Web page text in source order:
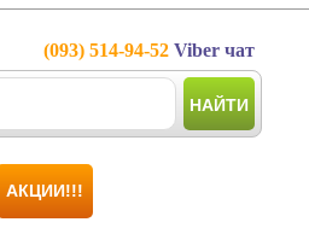
(093) 514-94-52 Viber чат
НАЙТИ
АКЦИИ!!!